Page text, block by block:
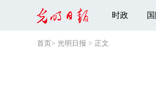
时政
首页 > 光明日报 > 正文